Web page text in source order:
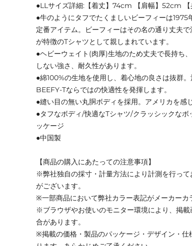
●LLサイズ詳細:【着丈】74cm 【肩幅】52cm
●牛のようにタフでたくましいビーフィーは
定番アイテム。ビーフィーはその名の通り丈夫
が特徴のTシャツとして親しまれています。
●ヘビーウェイト(肉厚)生地のため丈夫で長持ち
しない強さ、耐久性があります。
●綿100%の生地を使用し、着心地の良さは抜群
BEEFY-Tならではの快適性を発揮します。
●縫い目の無い丸胴ボディを採用。アメリカを感
●タフなボディ/快適なTシャツ/クラッシックな
ッケージ
●中国製
【商品の購入にあたっての注意事項】
※弊社独自の採寸・計量方法により計測を行っ
がございます。
※一部商品において弊社カラー表記がメーカーカ
※ブラウザやお使いのモニター環境により、掲
合があります。
※掲載の価格・製品のパッケージ・デザイン・